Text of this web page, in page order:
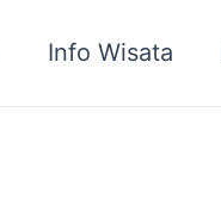
Info Wisata